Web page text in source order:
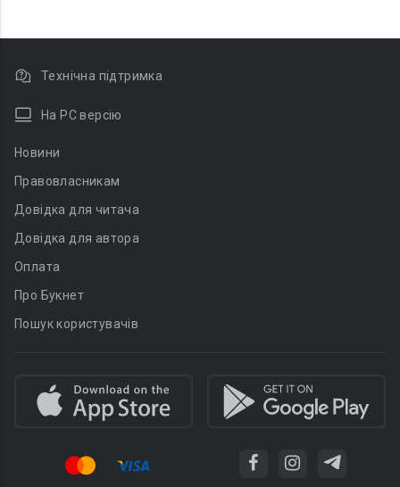
Технічна підтримка
На PC версію
Новини
Правовласникам
Довідка для читача
Довідка для автора
Оплата
Про Букнет
Пошук користувачів